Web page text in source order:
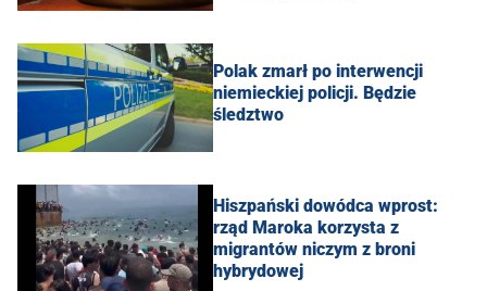
Polak zmarł po interwencji
niemieckiej policji. Będzie
śledztwo
Hiszpański dowódca wprost:
rząd Maroka korzysta z
migrantów niczym z broni
hybrydowej